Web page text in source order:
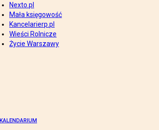
Nexto.pl
Mała księgowość
Kancelarierp.pl
Wieści Rolnicze
Życie Warszawy
KALENDARIUM